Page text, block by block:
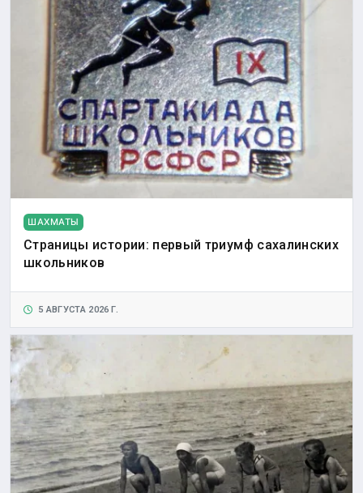
ШАХМАТЫ
Страницы истории: первый триумф сахалинских
школьников
5 АВГУСТА 2026 Г.